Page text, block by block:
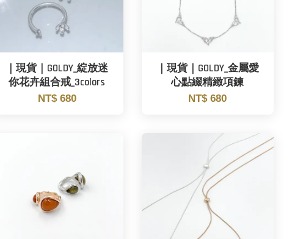
｜現貨｜GOLDY_綻放迷
你花卉組合戒_3colors
NT$ 680
｜現貨｜GOLDY_金屬愛
心點綴精緻項鍊
NT$ 680